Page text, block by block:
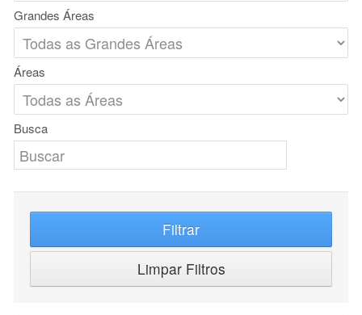
Grandes Áreas
Áreas
Busca
Filtrar
Limpar Filtros